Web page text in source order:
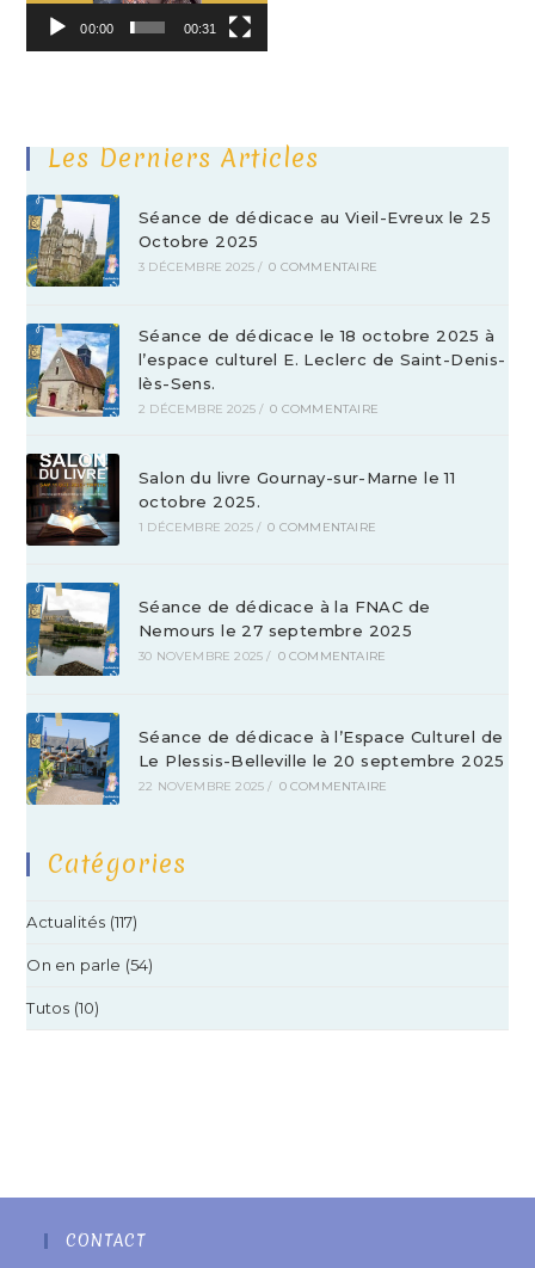
00:00 00:31
Les Derniers Articles
Séance de dédicace au Vieil-Evreux le 25
Octobre 2025
3 DÉCEMBRE 2025 / 0 COMMENTAIRE
Séance de dédicace le 18 octobre 2025 à
l’espace culturel E. Leclerc de Saint-Denis-
lès-Sens.
2 DÉCEMBRE 2025 / 0 COMMENTAIRE
Salon du livre Gournay-sur-Marne le 11
octobre 2025.
1 DÉCEMBRE 2025 / 0 COMMENTAIRE
Séance de dédicace à la FNAC de
Nemours le 27 septembre 2025
30 NOVEMBRE 2025 / 0 COMMENTAIRE
Séance de dédicace à l’Espace Culturel de
Le Plessis-Belleville le 20 septembre 2025
22 NOVEMBRE 2025 / 0 COMMENTAIRE
Catégories
Actualités (117)
On en parle (54)
Tutos (10)
CONTACT